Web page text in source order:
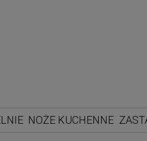
NOŻE KUCHENNE